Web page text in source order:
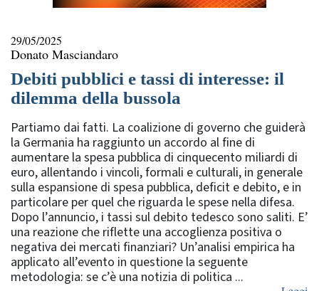
29/05/2025
Donato Masciandaro
Debiti pubblici e tassi di interesse: il
dilemma della bussola
Partiamo dai fatti. La coalizione di governo che guiderà
la Germania ha raggiunto un accordo al fine di
aumentare la spesa pubblica di cinquecento miliardi di
euro, allentando i vincoli, formali e culturali, in generale
sulla espansione di spesa pubblica, deficit e debito, e in
particolare per quel che riguarda le spese nella difesa.
Dopo l’annuncio, i tassi sul debito tedesco sono saliti. E’
una reazione che riflette una accoglienza positiva o
negativa dei mercati finanziari? Un’analisi empirica ha
applicato all’evento in questione la seguente
metodologia: se c’è una notizia di politica ...